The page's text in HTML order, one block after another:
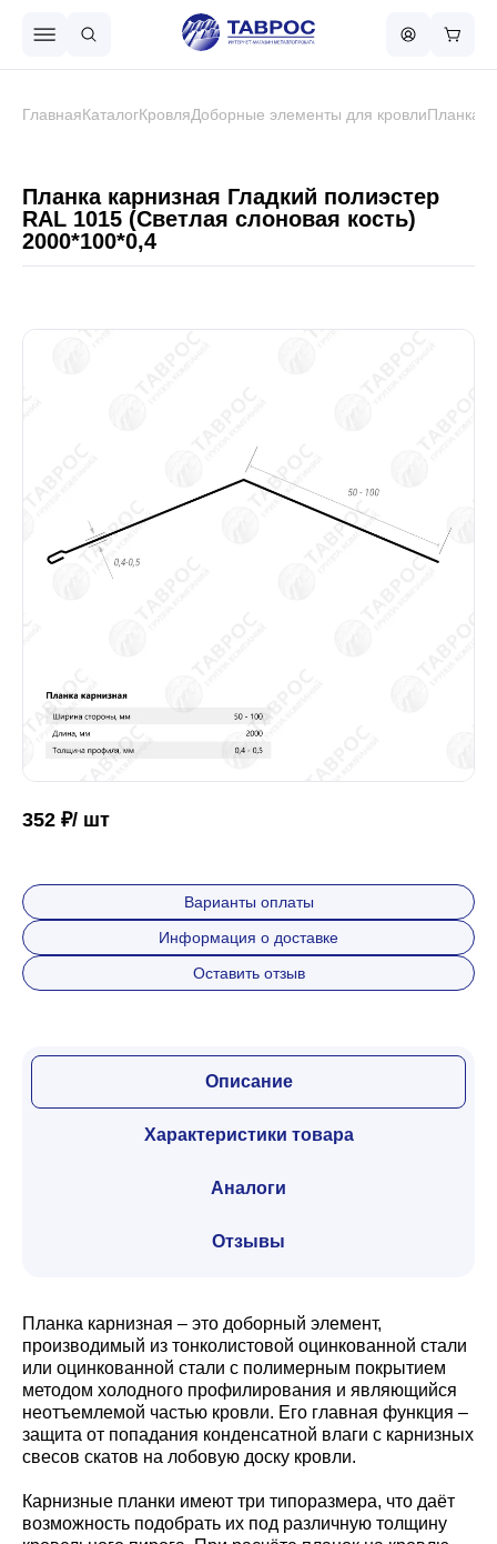
Металлочерепица
Забор
Водосточная система
Профили для гипсокартона
Другие товары
ГлавнаяКаталогКровляДоборные элементы для кровлиПланка
Планка карнизная Гладкий полиэстер
RAL 1015 (Светлая слоновая кость)
2000*100*0,4
352 ₽/ шт
Варианты оплаты
Информация о доставке
Оставить отзыв
Описание
Характеристики товара
Аналоги
Отзывы
Планка карнизная – это доборный элемент,
производимый из тонколистовой оцинкованной стали
или оцинкованной стали с полимерным покрытием
методом холодного профилирования и являющийся
неотъемлемой частью кровли. Его главная функция –
защита от попадания конденсатной влаги с карнизных
свесов скатов на лобовую доску кровли.
Карнизные планки имеют три типоразмера, что даёт
возможность подобрать их под различную толщину